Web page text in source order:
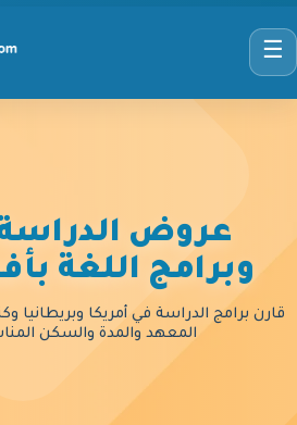
☰
عروض الدراسة
وبرامج اللغة
قارن برامج الدراسة في أمريكا وبريطانيا
المعهد والمدة والسكن